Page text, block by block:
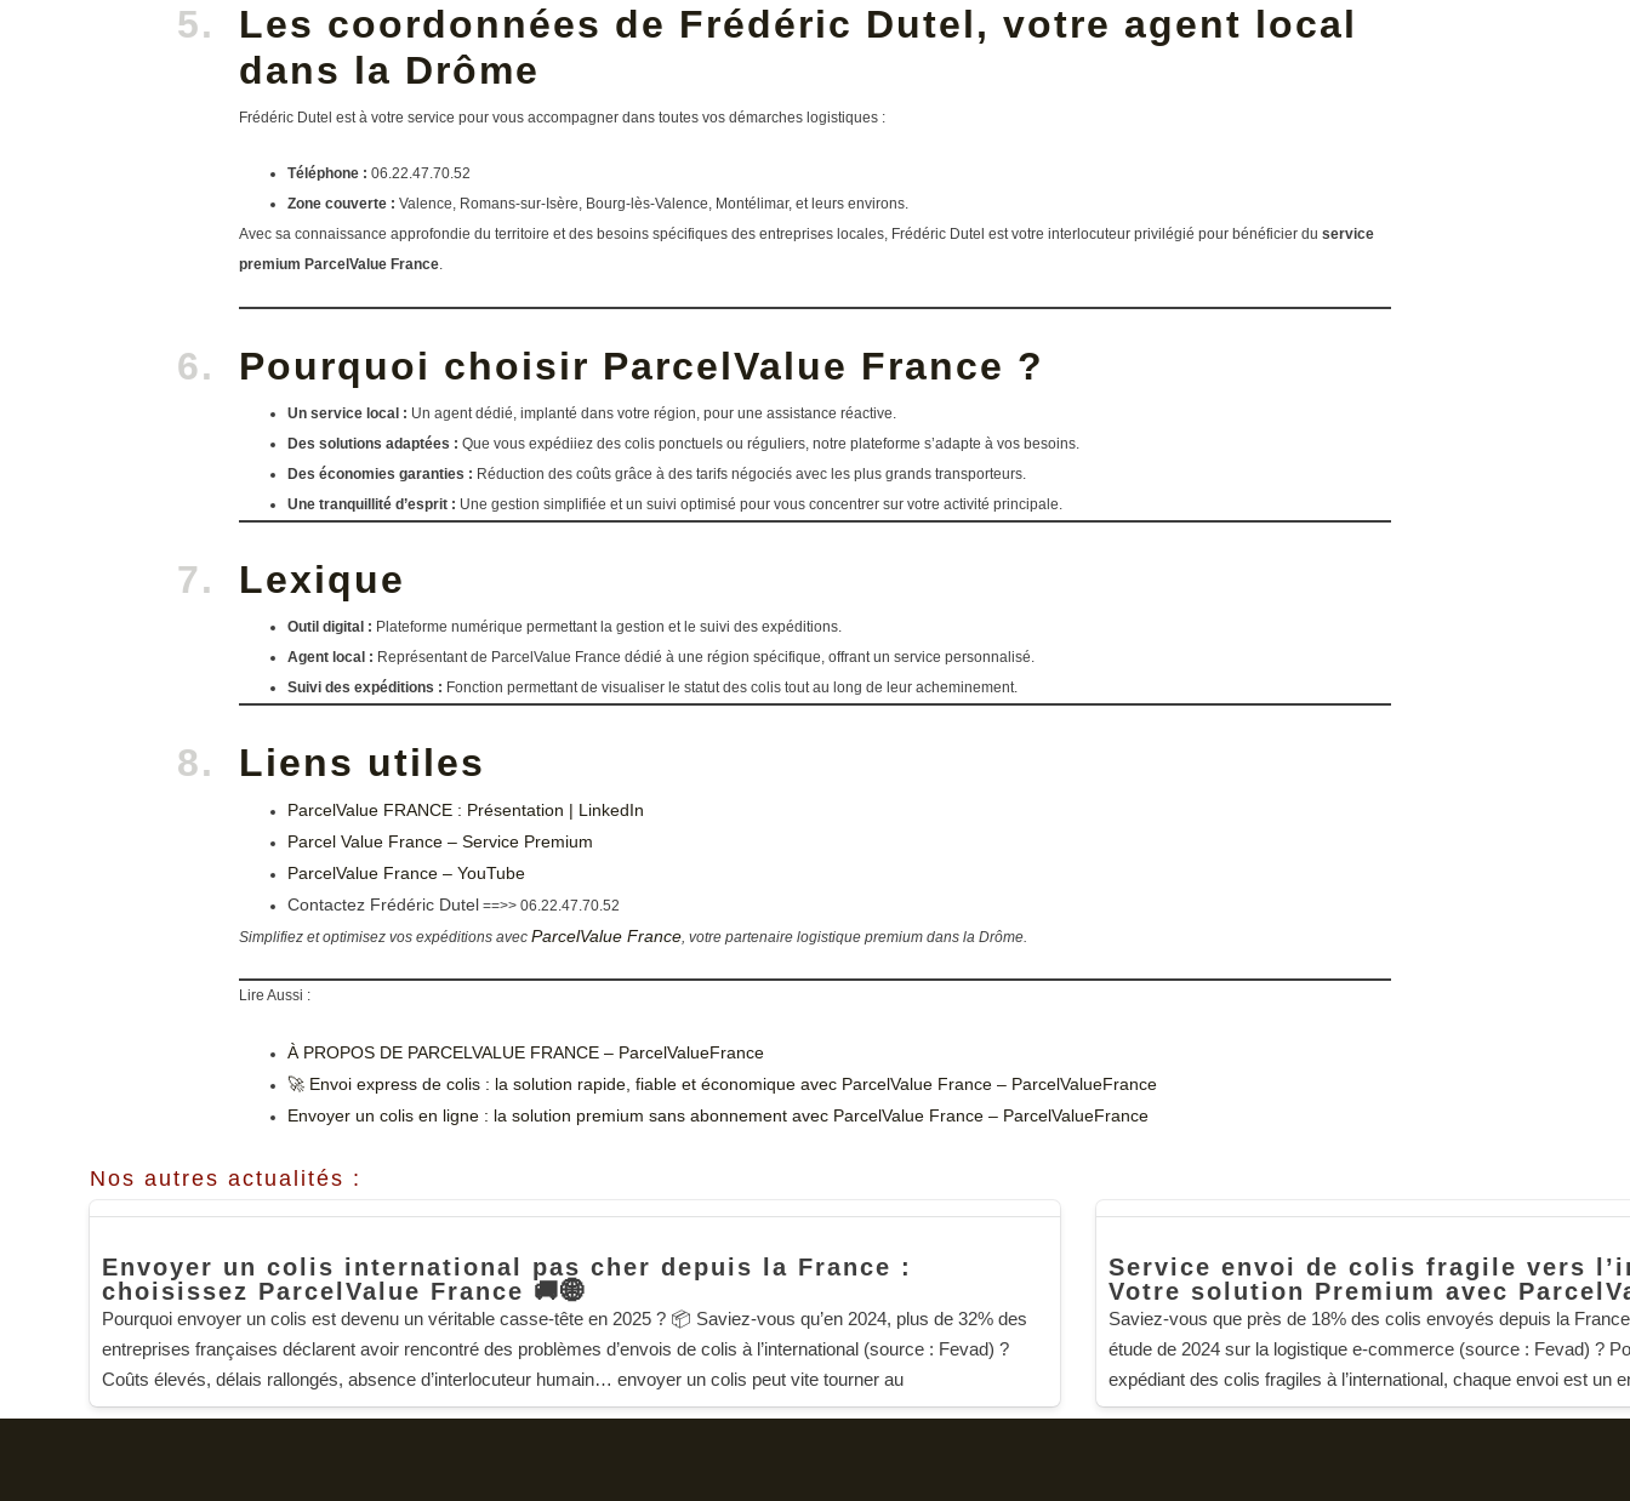
Les coordonnées de Frédéric Dutel, votre agent local
dans la Drôme
Frédéric Dutel est à votre service pour vous accompagner dans toutes vos démarches logistiques :
Téléphone : 06.22.47.70.52
Zone couverte : Valence, Romans-sur-Isère, Bourg-lès-Valence, Montélimar, et leurs environs.
Avec sa connaissance approfondie du territoire et des besoins spécifiques des entreprises locales, Frédéric Dutel est votre interlocuteur privilégié pour bénéficier du service
premium ParcelValue France.
Pourquoi choisir ParcelValue France ?
Un service local : Un agent dédié, implanté dans votre région, pour une assistance réactive.
Des solutions adaptées : Que vous expédiiez des colis ponctuels ou réguliers, notre plateforme s’adapte à vos besoins.
Des économies garanties : Réduction des coûts grâce à des tarifs négociés avec les plus grands transporteurs.
Une tranquillité d’esprit : Une gestion simplifiée et un suivi optimisé pour vous concentrer sur votre activité principale.
Lexique
Outil digital : Plateforme numérique permettant la gestion et le suivi des expéditions.
Agent local : Représentant de ParcelValue France dédié à une région spécifique, offrant un service personnalisé.
Suivi des expéditions : Fonction permettant de visualiser le statut des colis tout au long de leur acheminement.
Liens utiles
ParcelValue FRANCE : Présentation | LinkedIn
Parcel Value France – Service Premium
ParcelValue France – YouTube
Contactez Frédéric Dutel ==>> 06.22.47.70.52
Simplifiez et optimisez vos expéditions avec ParcelValue France , votre partenaire logistique premium dans la Drôme.
Lire Aussi :
À PROPOS DE PARCELVALUE FRANCE – ParcelValueFrance
🚀 Envoi express de colis : la solution rapide, fiable et économique avec ParcelValue France – ParcelValueFrance
Envoyer un colis en ligne : la solution premium sans abonnement avec ParcelValue France – ParcelValueFrance
Nos autres actualités :
Envoyer un colis international pas cher depuis la France :
choisissez ParcelValue France 🚚🌐
Pourquoi envoyer un colis est devenu un véritable casse-tête en 2025 ? 📦 Saviez-vous qu’en 2024, plus de 32% des
entreprises françaises déclarent avoir rencontré des problèmes d’envois de colis à l’international (source : Fevad) ?
Coûts élevés, délais rallongés, absence d’interlocuteur humain… envoyer un colis peut vite tourner au
Service envoi de colis fragile vers
Votre solution Premium avec
Saviez-vous que près de 18% des colis envoyés depuis la
étude de 2024 sur la logistique e-commerce (source : Fevad) ?
expédiant des colis fragiles à l’international, chaque envoi est un